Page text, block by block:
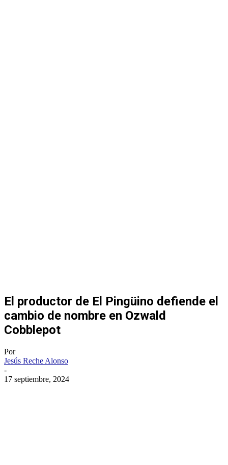
El productor de El Pingüino defiende el
cambio de nombre en Ozwald
Cobblepot
Por
Jesús Reche Alonso
-
17 septiembre, 2024